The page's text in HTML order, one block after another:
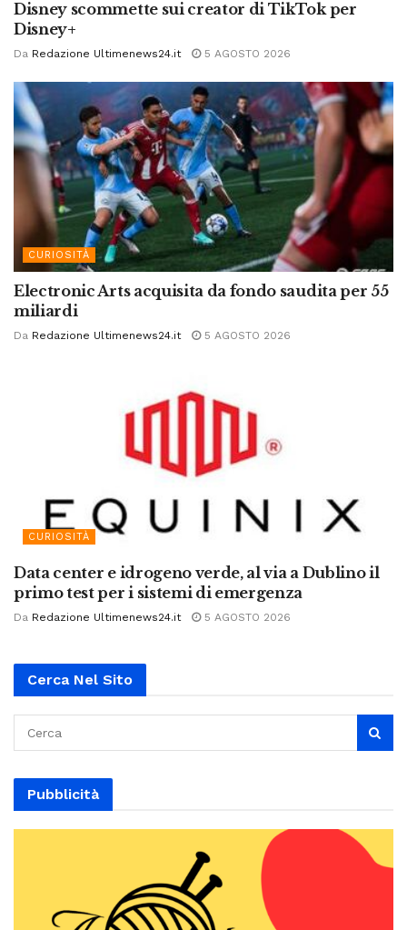
Disney scommette sui creator di TikTok per
Disney+
Da Redazione Ultimenews24.it 5 AGOSTO 2026
CURIOSITÀ
Electronic Arts acquisita da fondo saudita per 55
miliardi
Da Redazione Ultimenews24.it 5 AGOSTO 2026
CURIOSITÀ
Data center e idrogeno verde, al via a Dublino il
primo test per i sistemi di emergenza
Da Redazione Ultimenews24.it 5 AGOSTO 2026
Cerca Nel Sito
Pubblicità